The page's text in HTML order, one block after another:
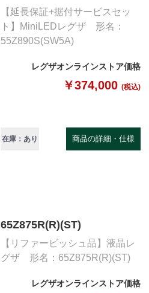
【延長保証+据付サービスセッ
ト】MiniLEDレグザ 形名：
55Z890S(SW5A)
レグザオンラインストア価格
￥374,000 (税込)
在庫：あり 商品の詳細・仕様
65Z875R(R)(ST)
【リファービッシュ品】液晶レ
グザ 形名：65Z875R(R)(ST)
レグザオンラインストア価格